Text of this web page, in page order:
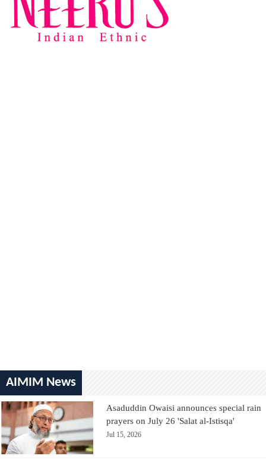
AIMIM News
Asaduddin Owaisi announces special rain
prayers on July 26 'Salat al-Istisqa'
Jul 15, 2026